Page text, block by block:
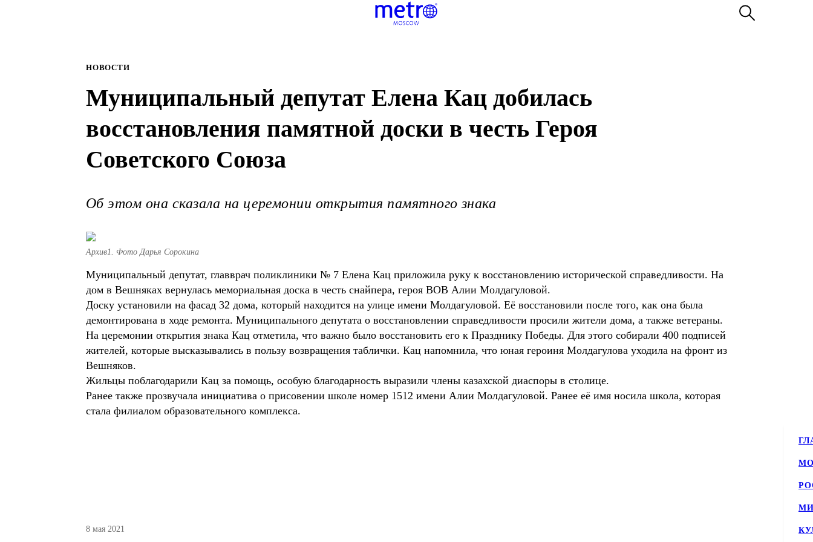
НОВОСТИ
Муниципальный депутат Елена Кац добилась
восстановления памятной доски в честь Героя
Советского Союза
Об этом она сказала на церемонии открытия памятного знака
Архив1. Фото Дарья Сорокина
Муниципальный депутат, главврач поликлиники № 7 Елена Кац приложила руку к восстановлению исторической справедливости. На
дом в Вешняках вернулась мемориальная доска в честь снайпера, героя ВОВ Алии Молдагуловой.
Доску установили на фасад 32 дома, который находится на улице имени Молдагуловой. Её восстановили после того, как она была
демонтирована в ходе ремонта. Муниципального депутата о восстановлении справедливости просили жители дома, а также ветераны.
На церемонии открытия знака Кац отметила, что важно было восстановить его к Празднику Победы. Для этого собирали 400 подписей
жителей, которые высказывались в пользу возвращения таблички. Кац напомнила, что юная героиня Молдагулова уходила на фронт из
Вешняков.
Жильцы поблагодарили Кац за помощь, особую благодарность выразили члены казахской диаспоры в столице.
Ранее также прозвучала инициатива о присовении школе номер 1512 имени Алии Молдагуловой. Ранее её имя носила школа, которая
стала филиалом образовательного комплекса.
8 мая 2021